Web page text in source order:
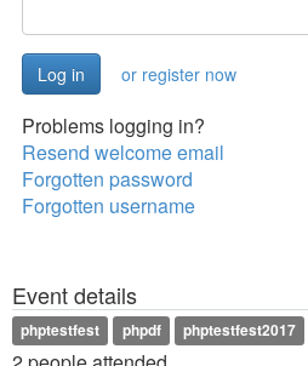
or register now
Problems logging in?
Resend welcome email
Forgotten password
Forgotten username
Event details
phptestfest phpdf phptestfest2017